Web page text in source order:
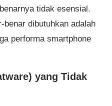
tidak esensial.
benar dibutuhkan adalah
performa smartphone
yang Tidak